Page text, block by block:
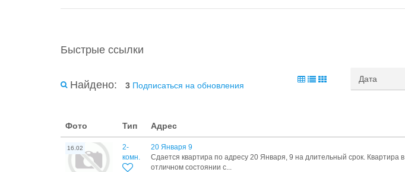
Быстрые ссылки
Найдено: 3 Подписаться на обновления
Фото Тип Адрес
16.02
2-
комн.
20 Января 9
Сдается квартира по адресу 20 Января, 9 на длительный срок. Квартира в
отличном состоянии с...